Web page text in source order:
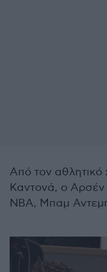
Από τον
Καντονά, ο Αρσέν
NBA, Μπαμ